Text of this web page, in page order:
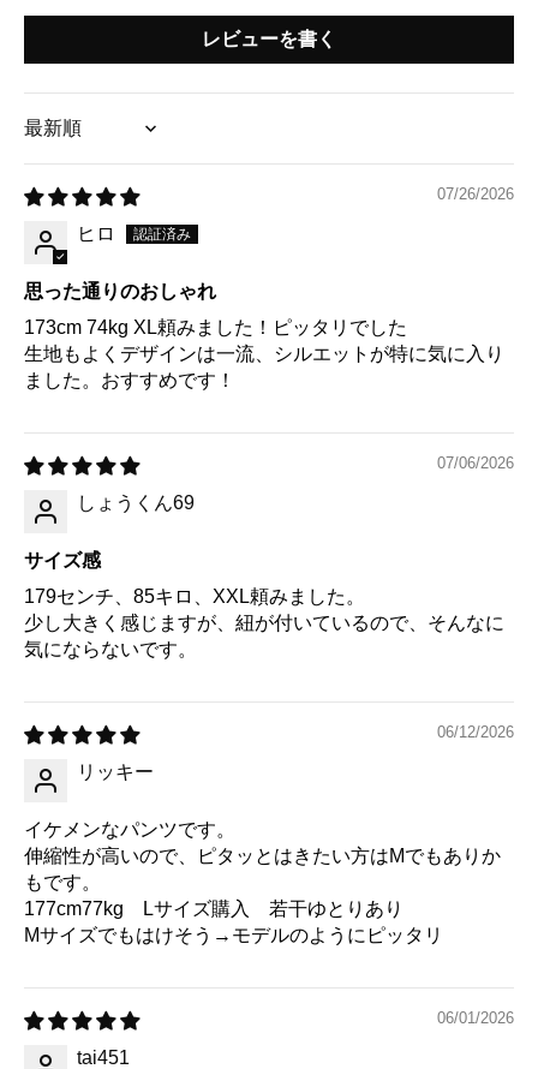
レビューを書く
Sort by
07/26/2026
ヒロ
思った通りのおしゃれ
173cm 74kg XL頼みました！ピッタリでした
生地もよくデザインは一流、シルエットが特に気に入り
ました。おすすめです！
07/06/2026
しょうくん69
サイズ感
179センチ、85キロ、XXL頼みました。
少し大きく感じますが、紐が付いているので、そんなに
気にならないです。
06/12/2026
リッキー
イケメンなパンツです。
伸縮性が高いので、ピタッとはきたい方はМでもありか
もです。
177cm77kg Lサイズ購入 若干ゆとりあり
Мサイズでもはけそう→モデルのようにピッタリ
06/01/2026
tai451